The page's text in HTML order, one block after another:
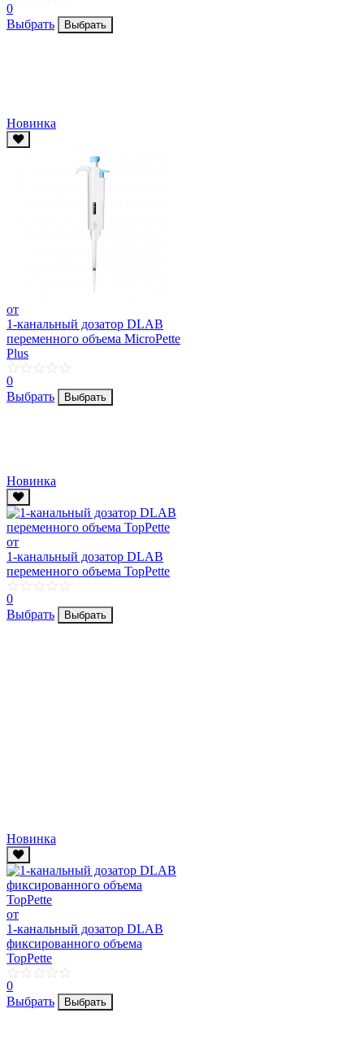
0
Выбрать
Выбрать
Новинка
от
1-канальный дозатор DLAB
переменного объема MicroPette
Plus
0
Выбрать
Выбрать
Новинка
от
1-канальный дозатор DLAB
переменного объема TopPette
0
Выбрать
Выбрать
Новинка
от
1-канальный дозатор DLAB
фиксированного объема
TopPette
0
Выбрать
Выбрать